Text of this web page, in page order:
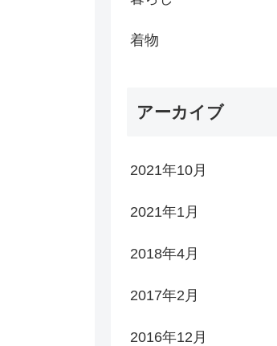
着物
アーカイブ
2021年10月
2021年1月
2018年4月
2017年2月
2016年12月